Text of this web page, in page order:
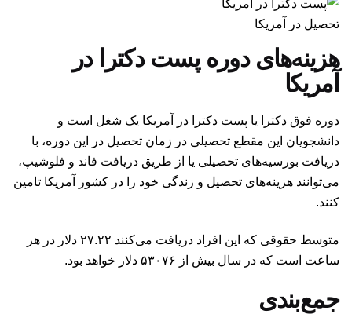
تحصیل در آمریکا
هزینه‌های دوره پست دکترا در
آمریکا
دوره فوق دکترا یا پست دکترا در آمریکا یک شغل است و
دانشجویان این مقطع تحصیلی در زمان تحصیل در این دوره، با
دریافت بورسیه‌های تحصیلی یا از طریق دریافت فاند و فلوشیپ،
می‌توانند هزینه‌های تحصیل و زندگی خود را در کشور آمریکا تامین
کنند.
متوسط حقوقی که این افراد دریافت می‌کنند ۲۷.۲۲ دلار در هر
ساعت است که در سال بیش از ۵۳۰۷۶ دلار خواهد بود.
جمع‌بندی